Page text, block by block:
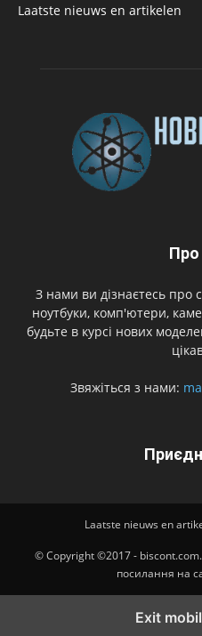
Laatste nieuws en artikelen
Про
З нами ви дізнаєтесь про
ноутбуки, комп'ютери,
будьте в курсі нових
Звяжіться з нами:
Laatste nieuws en
© Copyright ©2017 -
посилання на
Exit